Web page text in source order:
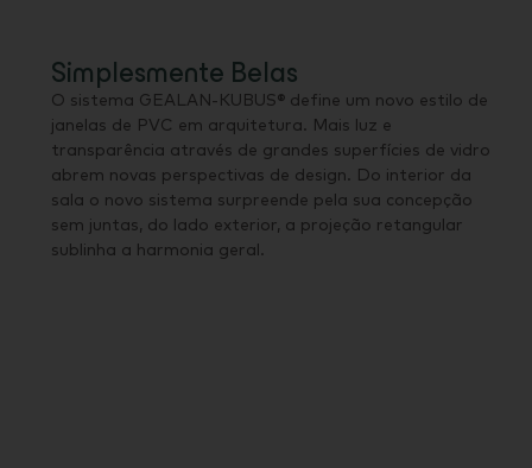
Simplesmente Belas
O sistema GEALAN-KUBUS® define um novo estilo de
janelas de PVC em arquitetura. Mais luz e
transparência através de grandes superfícies de vidro
abrem novas perspectivas de design. Do interior da
sala o novo sistema surpreende pela sua concepção
sem juntas, do lado exterior, a projeção retangular
sublinha a harmonia geral.